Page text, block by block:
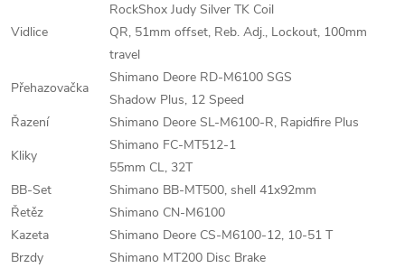
Vidlice
RockShox Judy Silver TK Coil
QR, 51mm offset, Reb. Adj., Lockout, 100mm
travel
Přehazovačka
Shimano Deore RD-M6100 SGS
Shadow Plus, 12 Speed
Řazení
Shimano Deore SL-M6100-R, Rapidfire Plus
Kliky
Shimano FC-MT512-1
55mm CL, 32T
BB-Set
Shimano BB-MT500, shell 41x92mm
Řetěz
Shimano CN-M6100
Kazeta
Shimano Deore CS-M6100-12, 10-51 T
Brzdy
Shimano MT200 Disc Brake